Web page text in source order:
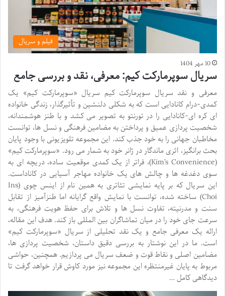
فیلم و سریال
10 مهر 1404
سریال سوپرمارکت کیم: معرفی، نقد و بررسی جامع
معرفی و نقد سریال سوپرمارکت کیم سریال «سوپرمارکت کیم» یک
کمدی-درام کانادایی است که به شکلی دلنشین و تأثیرگذار، زندگی خانواده
ای کره ای-کانادایی را در تورنتو به تصویر می کشد و با طنز هوشمندانه،
شخصیت پردازی عمیق و پرداختن به مضامین فرهنگی و نسل ها، توانست
مخاطبان جهانی را به خود جذب کند. این مجموعه تلویزیونی با وجود پایان
بحث برانگیز، اثری ماندگار در ژانر خود به شمار می رود. «سوپرمارکت کیم»
(Kim’s Convenience)، فراتر از یک کمدی موقعیت ساده، دریچه ای به
سوی دغدغه ها و چالش های یک خانواده مهاجر آسیایی در کاناداست.
این سریال که بر پایه نمایشی تئاتری به همین نام از اینس چوی (Ins
Choi) ساخته شده، توانست با نمایش واقع گرایانه اما طنزآمیز از تقابل
سنت و مدرنیته، تفاوت نسل ها و تلاش برای حفظ هویت فرهنگی، به
سرعت جای خود را در میان تماشاگران بین المللی باز کند. هدف این مقاله،
ارائه یک معرفی جامع و یک نقد تحلیلی از سریال «سوپرمارکت کیم»
است. ما در این نوشتار به بررسی دقیق داستان، شخصیت پردازی ها،
مضامین اصلی و نقاط قوت و ضعف سریال می پردازیم. همچنین، حواشی
مربوط به پایان غیرمنتظره این مجموعه نیز مورد کاوش قرار خواهد گرفت تا
دیدگاهی کامل …